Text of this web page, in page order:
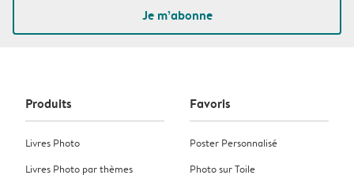
Je m’abonne
Produits
Livres Photo
Livres Photo par thèmes
Favoris
Poster Personnalisé
Photo sur Toile